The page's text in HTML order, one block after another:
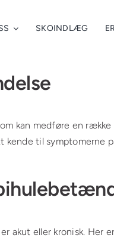
SKOINDLÆG
kan medføre en
kende til
eller kronisk. Her